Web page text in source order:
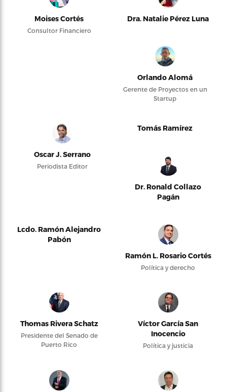
Moises Cortés
Consultor Financiero
Dra. Natalie Pérez Luna
Orlando Alomá
Gerente de Proyectos en un
Startup
Oscar J. Serrano
Periodista Editor
Tomás Ramírez
Dr. Ronald Collazo
Pagán
Lcdo. Ramón Alejandro
Pabón
Ramón L. Rosario Cortés
Política y derecho
Thomas Rivera Schatz
Presidente del Senado de
Puerto Rico
Víctor García San
Inocencio
Política y justicia